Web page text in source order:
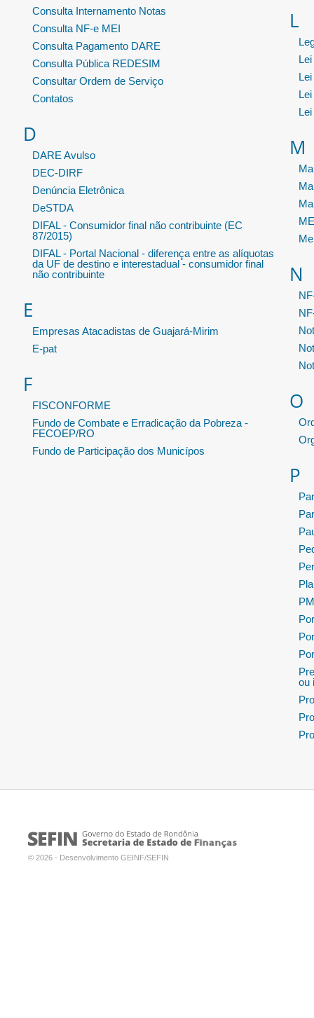
Consulta Internamento Notas
Consulta NF-e MEI
Consulta Pagamento DARE
Consulta Pública REDESIM
Consultar Ordem de Serviço
Contatos
D
DARE Avulso
DEC-DIRF
Denúncia Eletrônica
DeSTDA
DIFAL - Consumidor final não contribuinte (EC
87/2015)
DIFAL - Portal Nacional - diferença entre as alíquotas
da UF de destino e interestadual - consumidor final
não contribuinte
E
Empresas Atacadistas de Guajará-Mirim
E-pat
F
FISCONFORME
Fundo de Combate e Erradicação da Pobreza -
FECOEP/RO
Fundo de Participação dos Municípos
L
M
N
O
P
ou
© 2026 - Desenvolvimento GEINF/SEFIN